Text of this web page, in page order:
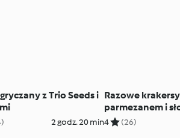
z Trio Seeds i
2 godz. 20 min
Razowe
parmezanem i
4 (26)